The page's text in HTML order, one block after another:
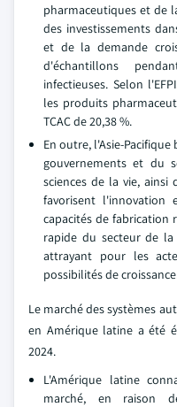
pharmaceutiques et de
des investissements
et de la demande
d'échantillons
infectieuses. Selon
les produits
TCAC de 20,38 %.
En outre, l'Asie-
gouvernements et du
sciences de la vie,
favorisent l'innovation
capacités de fabrication
rapide du secteur de
attrayant pour les
possibilités de
Le marché des systèmes
en Amérique latine a été
2024.
L'Amérique latine
marché, en raison